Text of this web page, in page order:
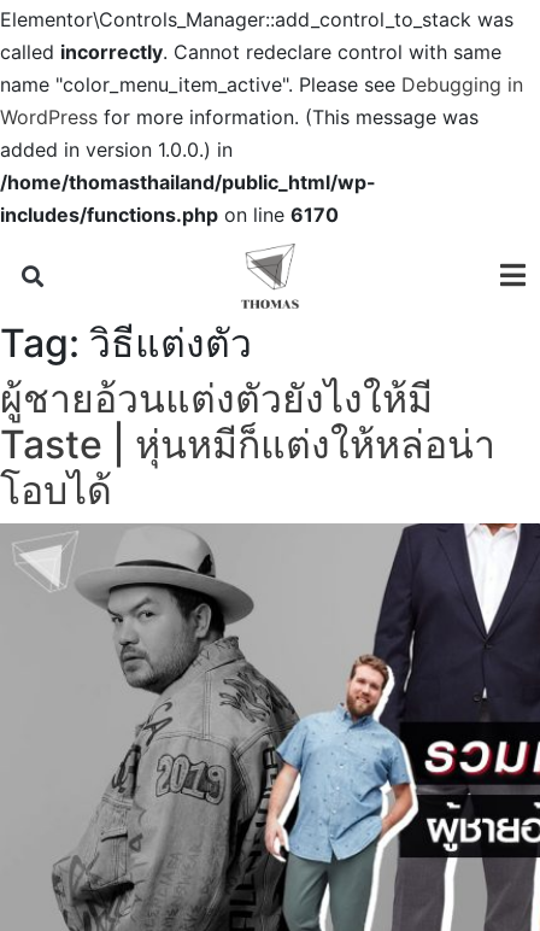
Elementor\Controls_Manager::add_control_to_stack was
called incorrectly. Cannot redeclare control with same
name "color_menu_item_active". Please see Debugging in
WordPress for more information. (This message was
added in version 1.0.0.) in
/home/thomasthailand/public_html/wp-
includes/functions.php on line 6170
Tag: วิธีแต่งตัว
ผู้ชายอ้วนแต่งตัวยังไงให้มี
Taste | หุ่นหมีก็แต่งให้หล่อน่า
โอบได้